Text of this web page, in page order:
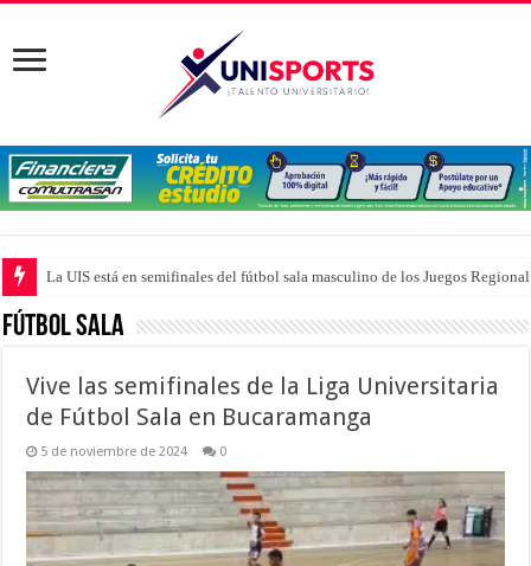
La UIS está en semifinales del fútbol sala masculino de los Juegos
Fútbol Sala
Vive las semifinales de la Liga Universitaria
de Fútbol Sala en Bucaramanga
5 de noviembre de 2024 0